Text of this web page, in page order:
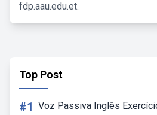
fdp.aau.edu.et.
Top Post
#1 Voz Passiva Inglês